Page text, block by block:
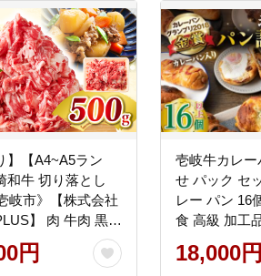
】【A4~A5ラン
和牛 切り落とし
岐市》【株式会社
】 肉 牛肉 黒毛
肉 ご褒美 冷凍配
A5 黒毛和牛 ギフ
円
壱岐牛カレ
せ パック セ
レー パン 16
食 高級 加工
【パンプラ
18000 18000円
18,000円